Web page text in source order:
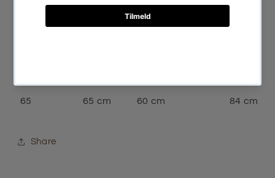
40 cm 42 cm
56 cm
45 cm 44 cm
62 cm
60
60 cm 56 cm
78 cm
65
65 cm 60 cm 84 cm
Share